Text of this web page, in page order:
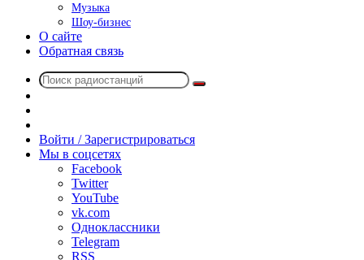
Музыка
Шоу-бизнес
О сайте
Обратная связь
Поиск
радио
Войти / Зарегистрироваться
Мы в соцсетях
Facebook
Twitter
YouTube
vk.com
Одноклассники
Telegram
RSS